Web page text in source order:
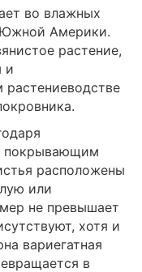
во влажных
Южной Америки.
растение,
и
растениеводстве
покрывающим
расположены
или
не превышает
хотя и
вариегатная
в